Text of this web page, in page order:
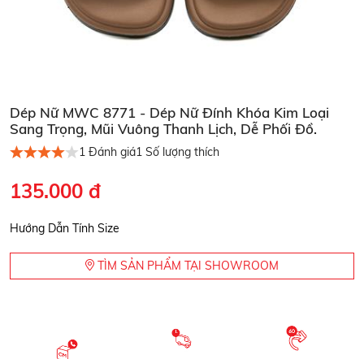
Dép Nữ MWC 8771 - Dép Nữ Đính Khóa Kim Loại
Sang Trọng, Mũi Vuông Thanh Lịch, Dễ Phối Đồ.
1 Đánh giá1 Số lượng thích
135.000 đ
Hướng Dẫn Tính Size
TÌM SẢN PHẨM TẠI SHOWROOM